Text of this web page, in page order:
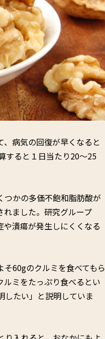
病気の回復が早くなると
すると１日当たり20〜25
つかの多価不飽和脂肪酸が
ました。研究グループ
潰瘍が発生しにくくなる
60gのクルミを食べてもら
ミをたっぷり食べるとい
したい」と説明していま